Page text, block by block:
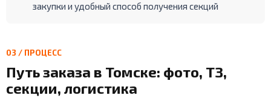
закупки и удобный способ получения секций
03 / ПРОЦЕСС
Путь заказа в Томске: фото, ТЗ,
секции, логистика